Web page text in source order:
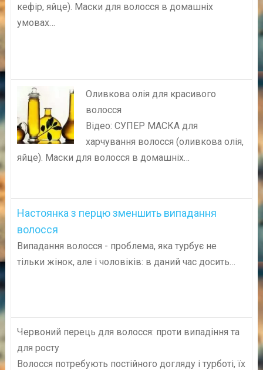
кефір, яйце). Маски для волосся в домашніх
умовах…
Оливкова олія для красивого
волосся
Відео: СУПЕР МАСКА для
харчування волосся (оливкова олія,
яйце). Маски для волосся в домашніх…
Настоянка з перцю зменшить випадання
волосся
Випадання волосся - проблема, яка турбує не
тільки жінок, але і чоловіків: в даний час досить…
Червоний перець для волосся: проти випадіння та
для росту
Волосся потребують постійного догляду і турботі, їх